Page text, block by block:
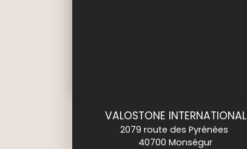
VALOSTONE INTERNATIONAL
2079 route des Pyrénées
40700 Monségur